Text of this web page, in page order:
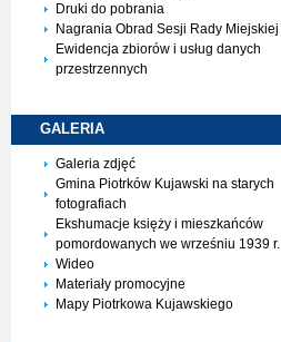
Druki do pobrania
Nagrania Obrad Sesji Rady Miejskiej
Ewidencja zbiorów i usług danych
przestrzennych
GALERIA
Galeria zdjęć
Gmina Piotrków Kujawski na starych
fotografiach
Ekshumacje księży i mieszkańców
pomordowanych we wrześniu 1939 r.
Wideo
Materiały promocyjne
Mapy Piotrkowa Kujawskiego